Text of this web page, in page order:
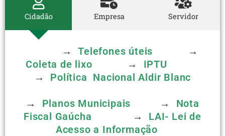
Cidadão Empresa Servidor
→Telefones úteis
→
Coleta de lixo
→ IPTU
→ Política Nacional Aldir Blanc
→ Planos Municipais → Nota
Fiscal Gaúcha
→ LAI- Lei de
Acesso a Informação